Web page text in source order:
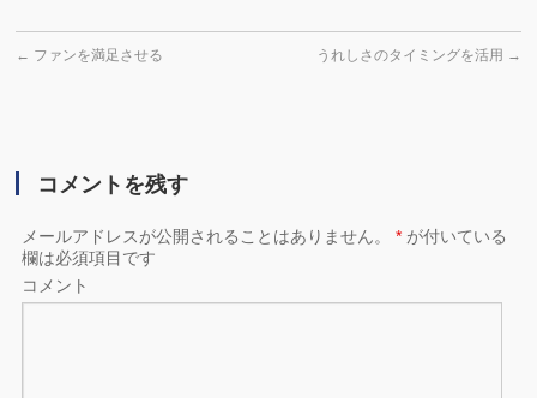
← ファンを満足させる うれしさのタイミングを活用 →
コメントを残す
メールアドレスが公開されることはありません。 * が付いている
欄は必須項目です
コメント